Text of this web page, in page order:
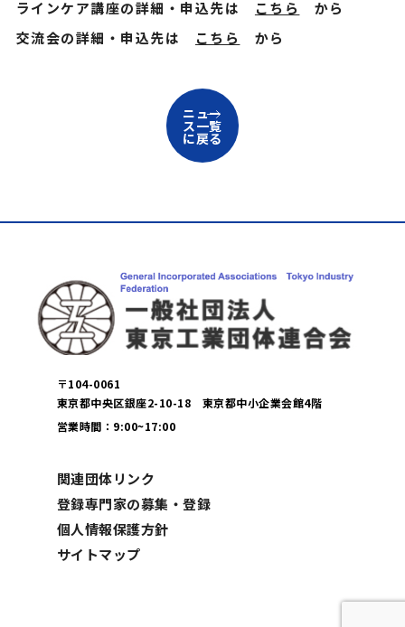
ラインケア講座の詳細・申込先は こちら
から
交流会の詳細・申込先は こちら から
ニュー
ス一覧
に戻る
〒104-0061
東京都中央区銀座2-10-18 東京都中小企業会館4階
営業時間：9:00~17:00
関連団体リンク
登録専門家の募集・登録
個人情報保護方針
サイトマップ